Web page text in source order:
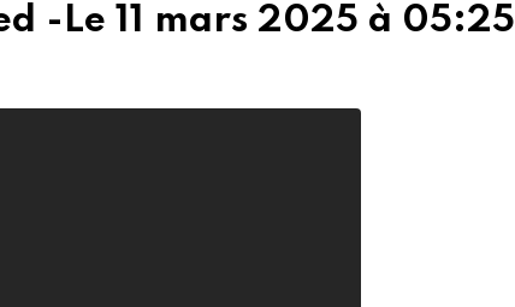
-Le 11 mars 2025 à 05:25